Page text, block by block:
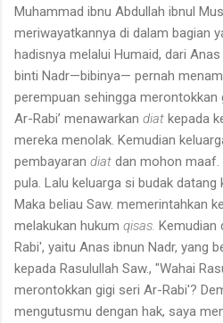
Muhammad ibnu Abdullah ibnul
meriwa­yatkannya di dalam bagian
hadisnya melalui Humaid, dari
binti Nadr—bibinya— pernah
perempuan sehingga merontok­kan
Ar-Rabi’ menawarkan diat kepada
mereka menolak. Kemudian
pembayaran diat dan mohon
pula. Lalu keluarga si budak datang
Maka beliau Saw. memerintahkan
melakukan hukum qisas. Kemudian
Rabi', yaitu Anas ibnun Nadr, yang
kepada Rasulullah Saw., "Wahai
merontokkan gigi seri Ar-Rabi'?
mengutusmu dengan hak, saya